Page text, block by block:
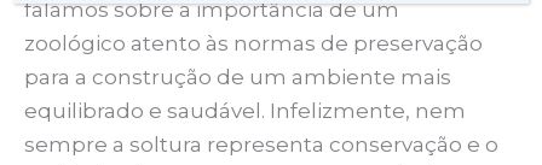
falamos sobre a importância de um
zoológico atento às normas de preservação
para a construção de um ambiente mais
equilibrado e saudável. Infelizmente, nem
sempre a soltura representa conservação e o